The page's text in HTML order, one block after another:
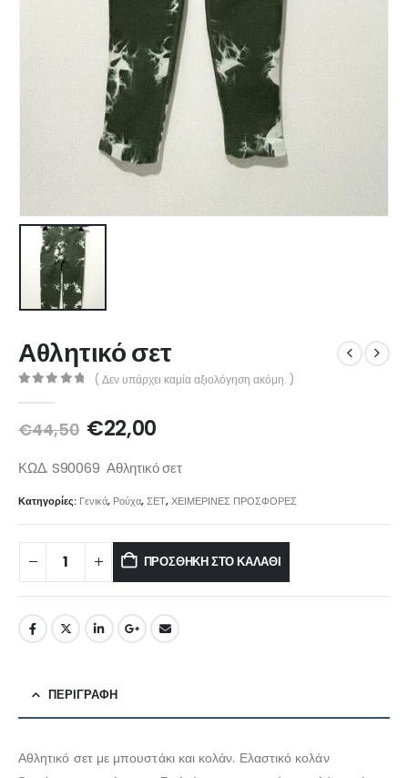
Αθλητικό σετ
( Δεν υπάρχει καμία αξιολόγηση ακόμη. )
€44,50 €22,00
ΚΩΔ. S90069 Αθλητικό σετ
Κατηγορίες: Γενικά, Ρούχα,ΣΕΤ,ΧΕΙΜΕΡΙΝΕΣ ΠΡΟΣΦΟΡΕΣ
ΠΡΟΣΘΉΚΗ ΣΤΟ ΚΑΛΆΘΙ
ΠΕΡΙΓΡΑΦΉ
Αθλητικό σετ με μπουστάκι και κολάν. Ελαστικό κολάν